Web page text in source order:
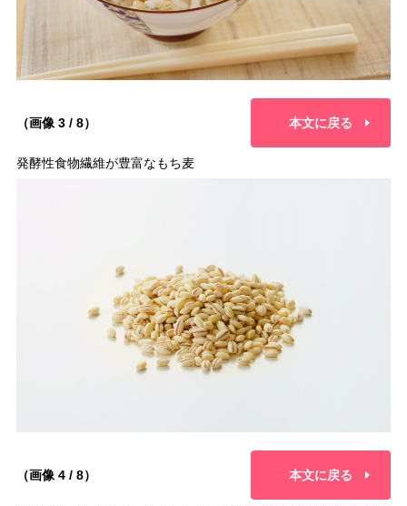
（画像 3 / 8） 本文に戻る
発酵性食物繊維が豊富なもち麦
（画像 4 / 8） 本文に戻る